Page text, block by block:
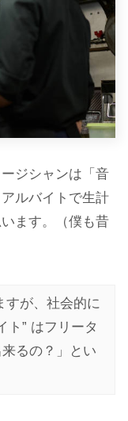
ジシャンは「音
ルバイトで生計
ます。（僕も昔
すが、社会的に
ト” はフリータ
るの？」とい